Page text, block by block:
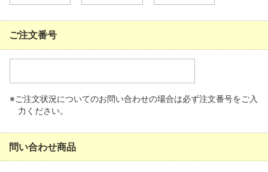
ご注文番号
※ご注文状況についてのお問い合わせの場合は必ず注文番号をご入
力ください。
問い合わせ商品